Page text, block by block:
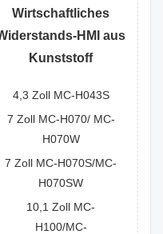
Wirtschaftliches
HMI aus
Kunststoff
4,3 Zoll MC-H043S
7 Zoll MC-H070/ MC-
H070W
7 Zoll MC-H070S/MC-
H070SW
10,1 Zoll MC-
H100/MC-